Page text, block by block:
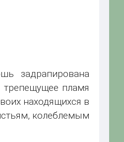
задрапирована
пламя
находящихся в
колеблемым